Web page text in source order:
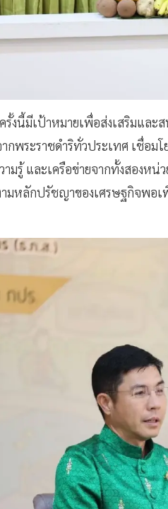
รั้งนี้มีเป้าหมายเพื่อส่งเสริมและ
กพระราชดำริทั่วประเทศ เชื่อม
ามรู้ และเครือข่ายจากทั้งสองห
ามหลักปรัชญาของเศรษฐกิจพอเ